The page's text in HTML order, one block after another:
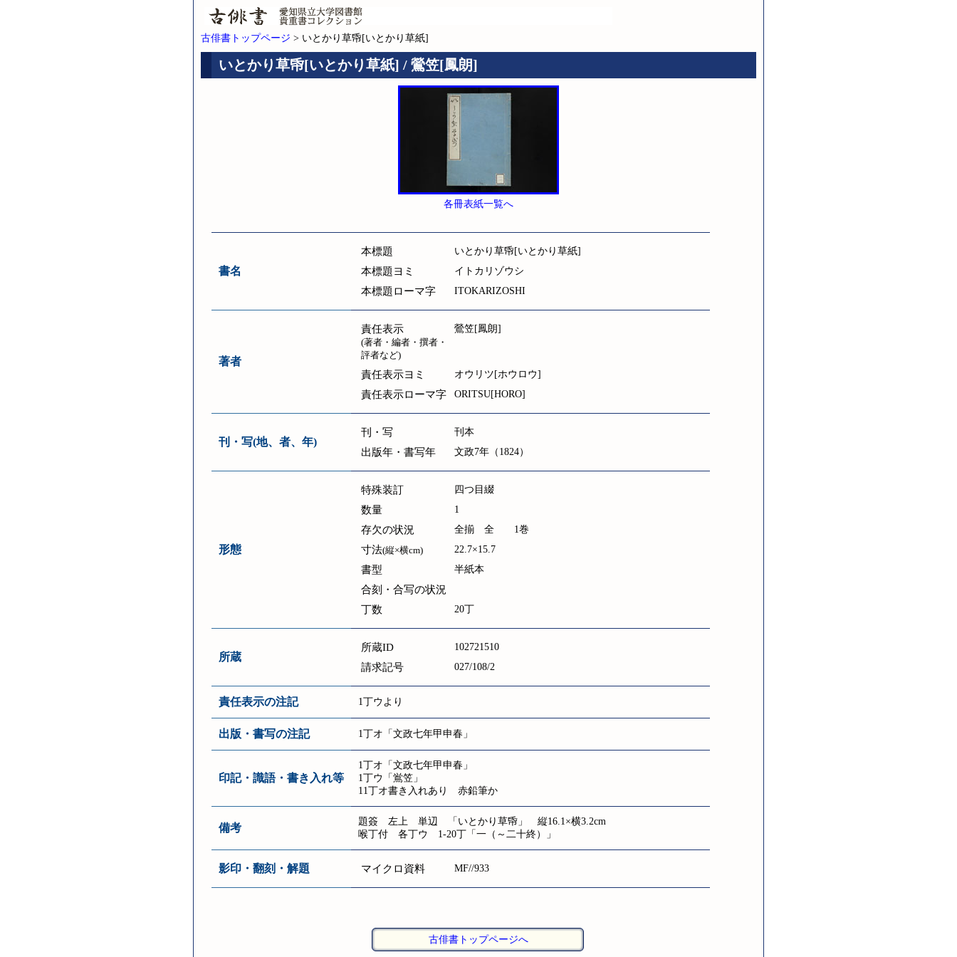
古俳書トップページ > いとかり草帋[いとかり草紙]
いとかり草帋[いとかり草紙] / 鶯笠[鳳朗]
各冊表紙一覧へ
書名
本標題 いとかり草帋[いとかり草紙]
本標題ヨミ イトカリゾウシ
本標題ローマ字 ITOKARIZOSHI
著者
責任表示
(著者・編者・撰者・
評者など)
鶯笠[鳳朗]
責任表示ヨミ オウリツ[ホウロウ]
責任表示ローマ字 ORITSU[HORO]
刊・写(地、者、年)
刊・写 刊本
出版年・書写年 文政7年（1824）
形態
特殊装訂 四つ目綴
数量 1
存欠の状況 全揃 全 1巻
寸法(縦×横cm) 22.7×15.7
書型 半紙本
合刻・合写の状況
丁数
20丁
所蔵
所蔵ID 102721510
請求記号 027/108/2
責任表示の注記 1丁ウより
出版・書写の注記 1丁オ「文政七年甲申春」
印記・識語・書き入れ等
1丁オ「文政七年甲申春」
1丁ウ「鴬笠」
11丁オ書き入れあり 赤鉛筆か
備考
題簽 左上 単辺 「いとかり草帋」 縦16.1×横3.2cm
喉丁付 各丁ウ 1-20丁「一（～二十終）」
影印・翻刻・解題 マイクロ資料 MF//933
古俳書トップページへ